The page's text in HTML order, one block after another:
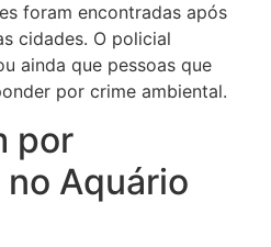
foram encontradas após
cidades. O policial
ainda que pessoas que
por crime ambiental.
por
Aquário